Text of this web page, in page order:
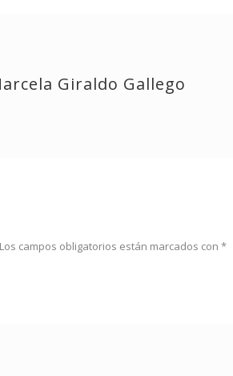
Giraldo Gallego
Los campos obligatorios están marcados con *